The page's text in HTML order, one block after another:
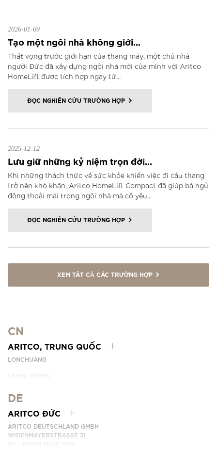
2026-01-09
Tạo một ngôi nhà không giới...
Thất vọng trước giới hạn của thang máy, một chủ nhà
người Đức đã xây dựng ngôi nhà mới của mình với Aritco
HomeLift được tích hợp ngay từ...
ĐỌC NGHIÊN CỨU TRƯỜNG HỢP
2025-12-12
Lưu giữ những kỷ niệm trọn đời...
Khi những thách thức về sức khỏe khiến việc đi cầu thang
trở nên khó khăn, Aritco HomeLift Compact đã giúp bà ngủ
đông thoải mái trong ngôi nhà mà cô yêu...
ĐỌC NGHIÊN CỨU TRƯỜNG HỢP
XEM TẤT CẢ CÁC TRƯỜNG HỢP
CN
ARITCO, TRUNG QUỐC
LONCHUANG
LG059, CIMEN
SHANGHAI, CHINA
EMAIL:INFO.CHINA@ARITCO.COM
ĐIỆN THOẠI: +86 400 6233 121
LIÊN HỆ
DE
ARITCO ĐỨC
ARITCO DEUTSCHLAND GMBH
WIDENMAYERSTRASSE 31
DE – 80538 MÜNCHEN